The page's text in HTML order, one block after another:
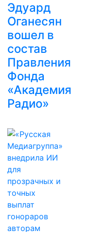
Эдуард
Оганесян
вошел в
состав
Правления
Фонда
«Академия
Радио»